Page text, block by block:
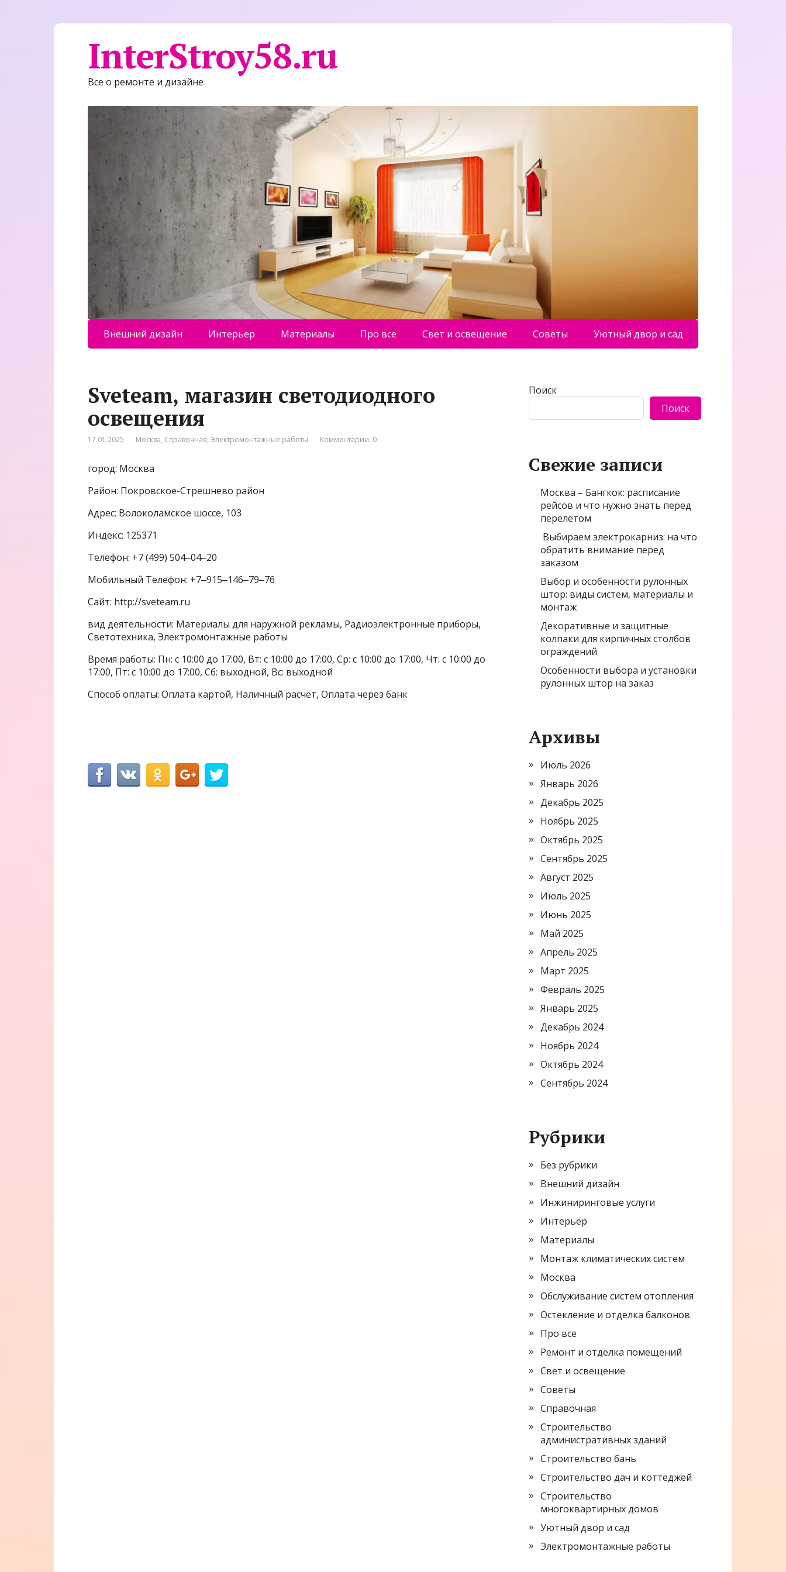
InterStroy58.ru
Все о ремонте и дизайне
Внешний дизайн Интерьер Материалы Про все Свет и освещение Советы Уютный двор и сад
Sveteam, магазин светодиодного
освещения
17.01.2025 Москва, Справочная, Электромонтажные работы Комментарии: 0
город: Москва
Район: Покровское-Стрешнево район
Адрес: Волоколамское шоссе, 103
Индекс: 125371
Телефон: +7 (499) 504‒04‒20
Мобильный Телефон: +7‒915‒146‒79‒76
Сайт: http://sveteam.ru
вид деятельности: Материалы для наружной рекламы, Радиоэлектронные приборы,
Светотехника, Электромонтажные работы
Время работы: Пн: с 10:00 до 17:00, Вт: с 10:00 до 17:00, Ср: с 10:00 до 17:00, Чт: с 10:00 до
17:00, Пт: с 10:00 до 17:00, Сб: выходной, Вс: выходной
Способ оплаты: Оплата картой, Наличный расчёт, Оплата через банк
Поиск
Поиск
Свежие записи
Москва – Бангкок: расписание
рейсов и что нужно знать перед
перелётом
Выбираем электрокарниз: на что
обратить внимание перед
заказом
Выбор и особенности рулонных
штор: виды систем, материалы и
монтаж
Декоративные и защитные
колпаки для кирпичных столбов
ограждений
Особенности выбора и установки
рулонных штор на заказ
Архивы
Июль 2026
Январь 2026
Декабрь 2025
Ноябрь 2025
Октябрь 2025
Сентябрь 2025
Август 2025
Июль 2025
Июнь 2025
Май 2025
Апрель 2025
Март 2025
Февраль 2025
Январь 2025
Декабрь 2024
Ноябрь 2024
Октябрь 2024
Сентябрь 2024
Рубрики
Без рубрики
Внешний дизайн
Инжиниринговые услуги
Интерьер
Материалы
Монтаж климатических систем
Москва
Обслуживание систем отопления
Остекление и отделка балконов
Про все
Ремонт и отделка помещений
Свет и освещение
Советы
Справочная
Строительство
административных зданий
Строительство бань
Строительство дач и коттеджей
Строительство
многоквартирных домов
Уютный двор и сад
Электромонтажные работы